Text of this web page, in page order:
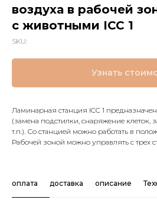
воздуха в рабочей
с животными ICC 1
SKU:
Узнать
Ламинарная станция ICC 1
(замена подстилки, снаряжение клеток,
т.п.). Со станцией можно работать в
Рабочей зоной можно управлять с трех
оплата доставка описание